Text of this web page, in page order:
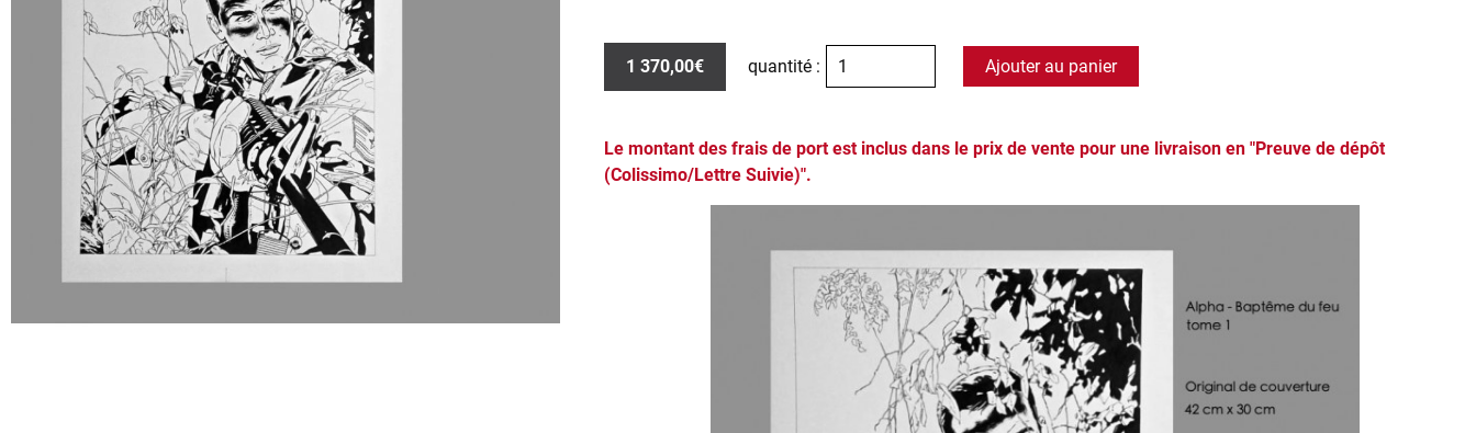
1 370,00€ quantité : Ajouter au panier
Le montant des frais de port est inclus dans le prix de vente pour une livraison en "Preuve de dépôt
(Colissimo/Lettre Suivie)".